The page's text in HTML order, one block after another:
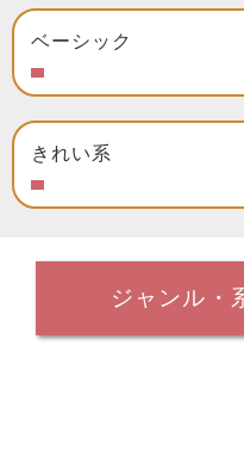
ベーシック
きれい系
ジャンル・